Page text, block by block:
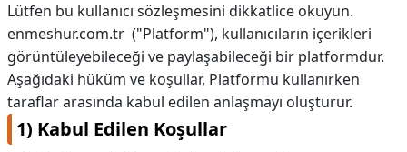
HAMİLELİK
İLETİŞİM
Lütfen bu kullanıcı sözleşmesini dikkatlice okuyun.
enmeshur.com.tr ("Platform"), kullanıcıların içerikleri
görüntüleyebileceği ve paylaşabileceği bir platformdur.
Aşağıdaki hüküm ve koşullar, Platformu kullanırken
taraflar arasında kabul edilen anlaşmayı oluşturur.
1) Kabul Edilen Koşullar